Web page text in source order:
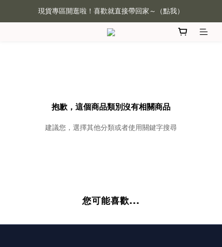
全館滿 $1800 元免運(本島) 🎁 ｜加入會員享$50 元紅利金
現貨專區開逛啦！喜歡就直接帶回家～（點我）
全館滿 $1800 元免運(本島) 🎁 ｜加入會員享$50 元紅利金
抱歉，這個商品類別沒有相關商品
建議您，選擇其他分類或者使用關鍵字搜尋
您可能喜歡...